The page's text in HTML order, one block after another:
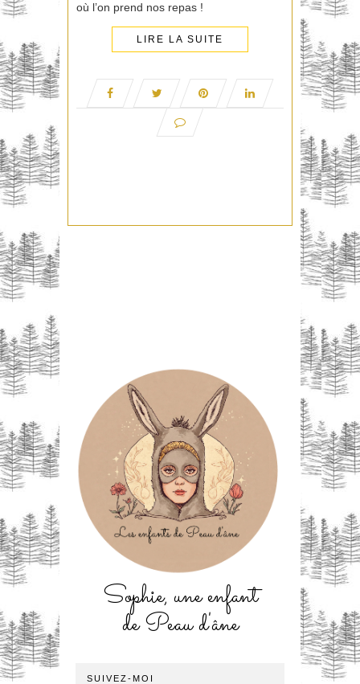
où l’on prend nos repas !
LIRE LA SUITE
Sophie, une enfant
de Peau d'âne
SUIVEZ-MOI